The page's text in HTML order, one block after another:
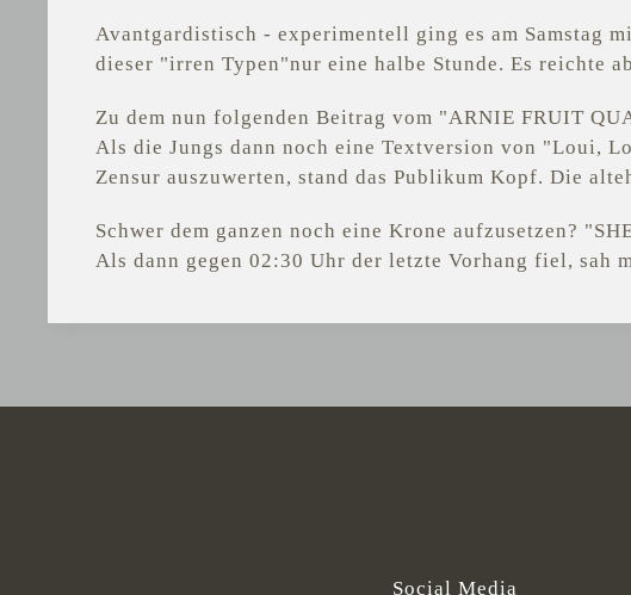
Avantgardistisch - experimentell ging es am Samstag
dieser "irren Typen"nur eine halbe Stunde. Es reichte
Zu dem nun folgenden Beitrag vom "ARNIE FRUIT
Als die Jungs dann noch eine Textversion von "Loui,
Zensur auszuwerten, stand das Publikum Kopf. Die
Schwer dem ganzen noch eine Krone aufzusetzen?
Als dann gegen 02:30 Uhr der letzte Vorhang fiel, sah
Social Media